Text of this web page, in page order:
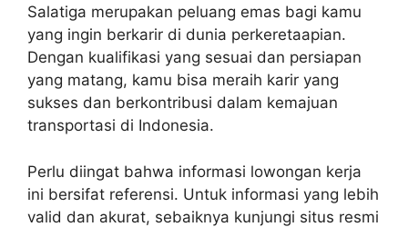
Salatiga merupakan peluang emas bagi kamu
yang ingin berkarir di dunia perkeretaapian.
Dengan kualifikasi yang sesuai dan persiapan
yang matang, kamu bisa meraih karir yang
sukses dan berkontribusi dalam kemajuan
transportasi di Indonesia.
Perlu diingat bahwa informasi lowongan kerja
ini bersifat referensi. Untuk informasi yang lebih
valid dan akurat, sebaiknya kunjungi situs resmi